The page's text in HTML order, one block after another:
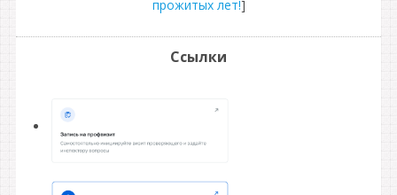
прожитых лет!]
Ссылки